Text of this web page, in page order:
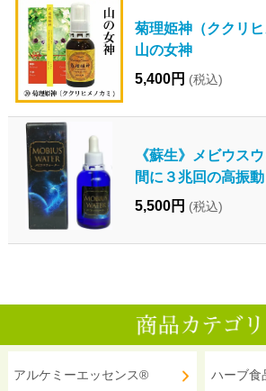
菊理姫神（ククリ
山の女神
5,400円 (税込)
《蘇生》メビウス
間に３兆回の高振動
5,500円 (税込)
アルケミーエッセンス® ハーブ食